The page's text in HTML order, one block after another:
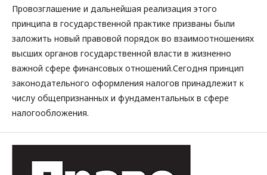
Провозглашение и дальнейшая реализация этого
принципа в государственной практике призваны были
заложить новый правовой порядок во взаимоотношениях
высших органов государственной власти в жизненно
важной сфере финансовых отношений.Сегодня принцип
законодательного оформления налогов принадлежит к
числу общепризнанных и фундаментальных в сфере
налогообложения.